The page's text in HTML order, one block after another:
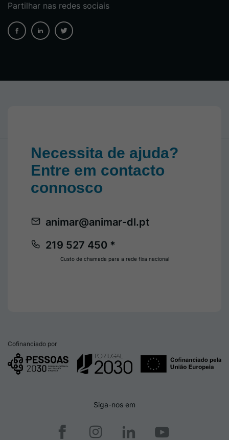
Partilhar nas redes sociais
Necessita de ajuda?
Entre em contacto
connosco
219 527 450 *
animar@animar-dl.pt
Custo de chamada para a rede fixa nacional
Cofinanciado por
Siga-nos em